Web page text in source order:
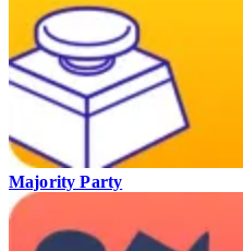
Majority Party